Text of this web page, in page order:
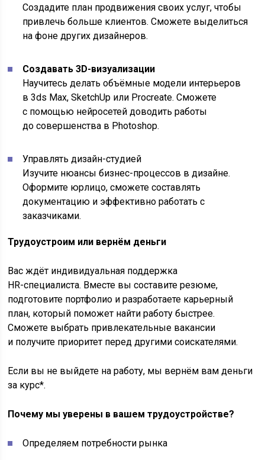
Создадите план продвижения своих услуг, чтобы
привлечь больше клиентов. Сможете выделиться
на фоне других дизайнеров.
Создавать 3D-визуализации
Научитесь делать объёмные модели интерьеров
в 3ds Max, SketchUp или Procreate. Сможете
с помощью нейросетей доводить работы
до совершенства в Photoshop.
Управлять дизайн-студией
Изучите нюансы бизнес-процессов в дизайне.
Оформите юрлицо, сможете составлять
документацию и эффективно работать с
заказчиками.
Трудоустроим или вернём деньги
Вас ждёт индивидуальная поддержка
HR-специалиста. Вместе вы составите резюме,
подготовите портфолио и разработаете карьерный
план, который поможет найти работу быстрее.
Сможете выбрать привлекательные вакансии
и получите приоритет перед другими соискателями.
Если вы не выйдете на работу, мы вернём вам деньги
за курс*.
Почему мы уверены в вашем трудоустройстве?
Определяем потребности рынка